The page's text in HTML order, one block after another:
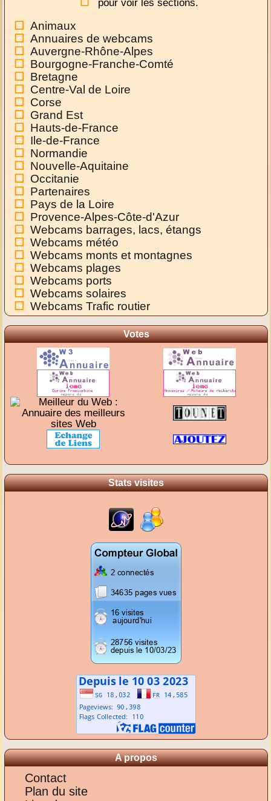
pour voir les sections.
Animaux
Annuaires de webcams
Auvergne-Rhône-Alpes
Bourgogne-Franche-Comté
Bretagne
Centre-Val de Loire
Corse
Grand Est
Hauts-de-France
Ile-de-France
Normandie
Nouvelle-Aquitaine
Occitanie
Partenaires
Pays de la Loire
Provence-Alpes-Côte-d'Azur
Webcams barrages, lacs, étangs
Webcams météo
Webcams monts et montagnes
Webcams plages
Webcams ports
Webcams solaires
Webcams Trafic routier
Votes
Stats visites
A propos
Contact
Plan du site